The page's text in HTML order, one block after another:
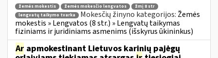
žemės mokestis žemės mokesčio lengvatos
žmį 8 str
lengvatų taikymo tvarka
Mokesčių žinyno kategorijos: Žemės
mokestis » Lengvatos (8 str.) » Lengvatų taikymas
fiziniams ir juridiniams asmenims (išskyrus ūkininkus)
Ar apmokestinant Lietuvos karinių pajėgų